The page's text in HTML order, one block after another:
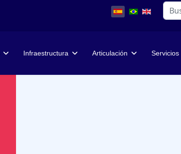
Buscar
Infraestructura Articulación Servicios